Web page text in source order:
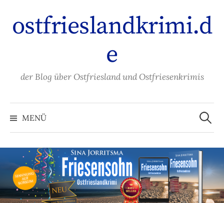
Inhalt
überspringen
ostfrieslandkrimi.d
e
der Blog über Ostfriesland und Ostfriesenkrimis
MENÜ
Suchen
nach: